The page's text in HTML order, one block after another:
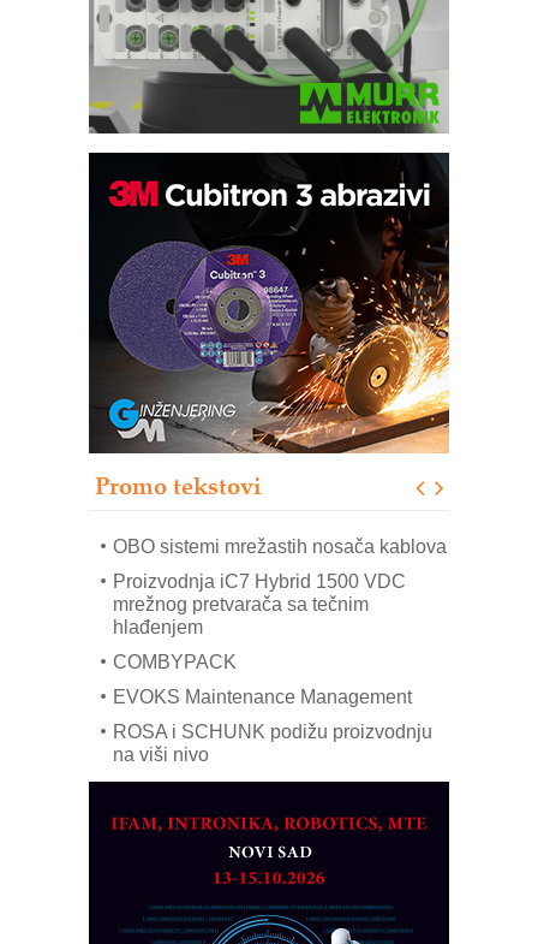
Promo tekstovi
Potpuna efikasnost bez složenih
sistema
Trajna oznaka kao dugoročna korist
Bezbednost na prvom mestu!
IB BLUMENAUER - više od 40 godina
poverenja u industriji
RMQ-TITAN ADVANCED INDICATOR
– Pametna signalizacija za efikasnije
upravljanje mašinama
Mitutoyo Crysta-Apex V PLUS: Nova
OBO sistemi mrežastih nosača kablova
Proizvodnja iC7 Hybrid 1500 VDC
mrežnog pretvarača sa tečnim
hlađenjem
COMBYPACK
EVOKS Maintenance Management
ROSA i SCHUNK podižu proizvodnju
na viši nivo
MAREX - Lim i mašine za savremena
Marcom-plast d.o.o.- vaš pouzdan
partner